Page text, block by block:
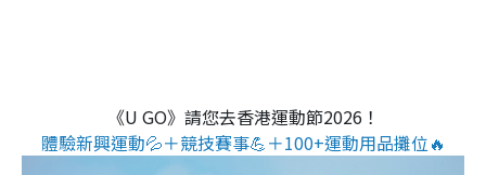
《U GO》請您去香港運動節2026！
體驗新興運動💦＋競技賽事💪＋100+運動用品攤位🔥